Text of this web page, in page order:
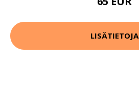
LISÄTIETOJA